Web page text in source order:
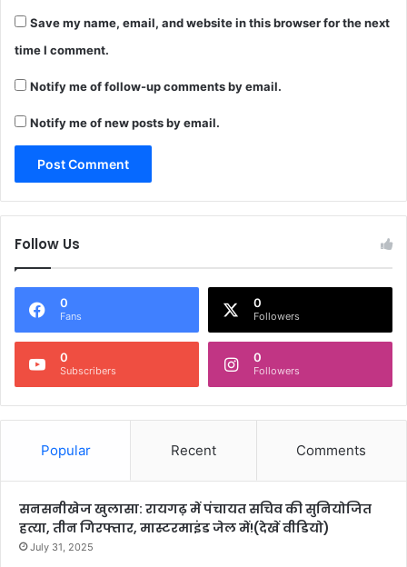
Save my name, email, and website in this browser for the next
time I comment.
Notify me of follow-up comments by email.
Notify me of new posts by email.
Follow Us
0
Fans
0
Followers
0
Subscribers
0
Followers
Popular Recent Comments
सनसनीखेज खुलासा: रायगढ़ में पंचायत सचिव की सुनियोजित
हत्या, तीन गिरफ्तार, मास्टरमाइंड जेल में!(देखें वीडियो)
July 31, 2025